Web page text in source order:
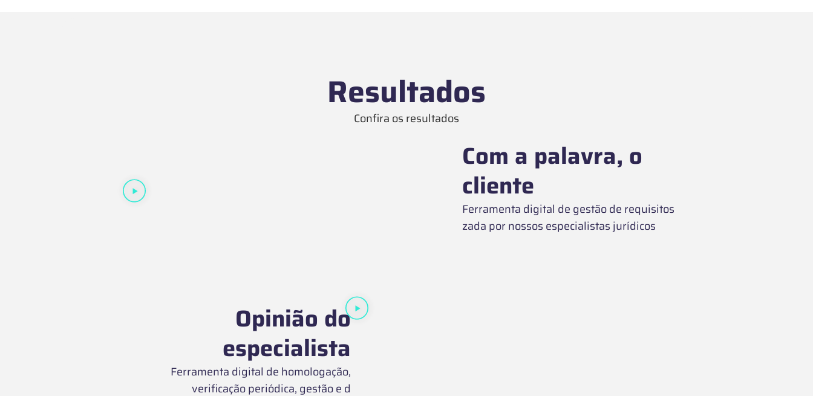
Resultados
Confira os resultados
Com a palavra, o
cliente
Ferramenta digital de gestão de requisitos
zada por nossos especialistas jurídicos
Opinião do
especialista
Ferramenta digital de homologação,
verificação periódica, gestão e d